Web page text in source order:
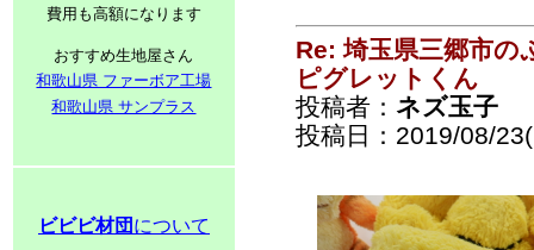
費用も高額になります
おすすめ生地屋さん
和歌山県 ファーボア工場
和歌山県 サンプラス
ビビビ材団 について
Re: 埼玉県三郷市の
ピグレットくん
投稿者： ネズ玉子
投稿日：2019/08/